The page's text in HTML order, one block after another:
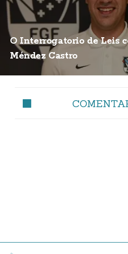
O Interrogatorio de Leis
Méndez Castro